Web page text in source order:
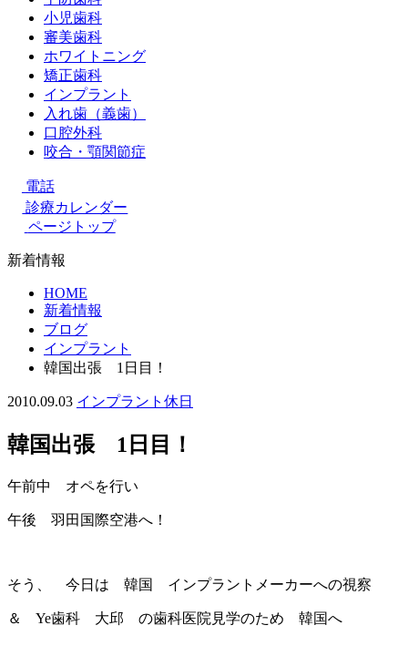
小児歯科
審美歯科
ホワイトニング
矯正歯科
インプラント
入れ歯（義歯）
口腔外科
咬合・顎関節症
電話
診療カレンダー
ページトップ
新着情報
HOME
新着情報
ブログ
インプラント
韓国出張 1日目！
2010.09.03 インプラント 休日
韓国出張 1日目！
午前中 オペを行い
午後 羽田国際空港へ！
そう、 今日は 韓国 インプラントメーカーへの視察
＆ Ye歯科 大邱 の歯科医院見学のため 韓国へ